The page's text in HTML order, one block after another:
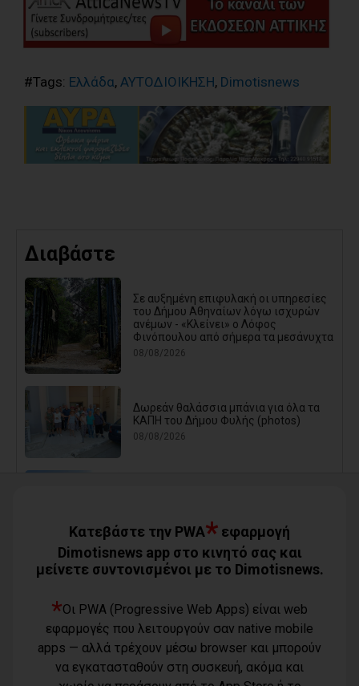
#Tags: Ελλάδα, ΑΥΤΟΔΙΟΙΚΗΣΗ, Dimotisnews
Διαβάστε
Σε αυξημένη επιφυλακή οι υπηρεσίες
του Δήμου Αθηναίων λόγω ισχυρών
ανέμων - «Κλείνει» ο Λόφος
Φινόπουλου από σήμερα τα μεσάνυχτα
08/08/2026
Δωρεάν θαλάσσια μπάνια για όλα τα
ΚΑΠΗ του Δήμου Φυλής (photos)
08/08/2026
Χαρδαλιάς: «Καμία ανεμογεννήτρια σε
08/08/2026
Με τη συνδρομή του Δήμου Αθηναίων
Κατεβάστε την PWA* εφαρμογή
Dimotisnews app στο κινητό σας και
μείνετε συντονισμένοι με το Dimotisnews.
*Οι PWA (Progressive Web Apps) είναι web
εφαρμογές που λειτουργούν σαν native mobile
apps — αλλά τρέχουν μέσω browser και μπορούν
να εγκατασταθούν στη συσκευή, ακόμα και